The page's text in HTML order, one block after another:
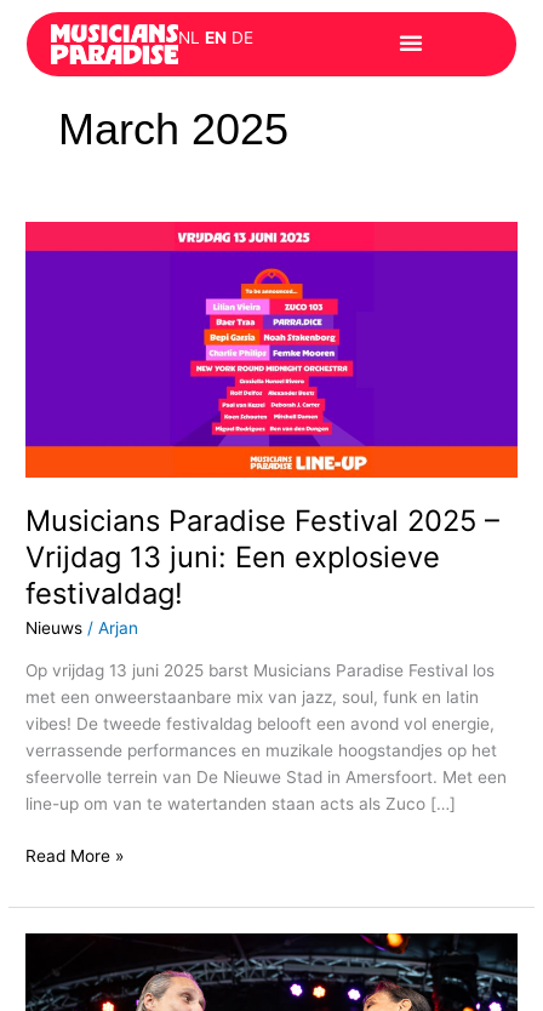
content
NL EN DE
March 2025
Musicians Paradise Festival 2025 –
Vrijdag 13 juni: Een explosieve
festivaldag!
Nieuws /Arjan
Op vrijdag 13 juni 2025 barst Musicians Paradise Festival los
met een onweerstaanbare mix van jazz, soul, funk en latin
vibes! De tweede festivaldag belooft een avond vol energie,
verrassende performances en muzikale hoogstandjes op het
sfeervolle terrein van De Nieuwe Stad in Amersfoort. Met een
line-up om van te watertanden staan acts als Zuco […]
Een
explosieve
Read More »
Paradise
presenteert: